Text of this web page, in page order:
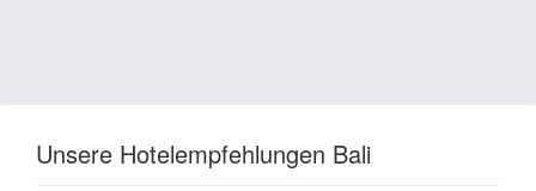
Unsere Hotelempfehlungen Bali